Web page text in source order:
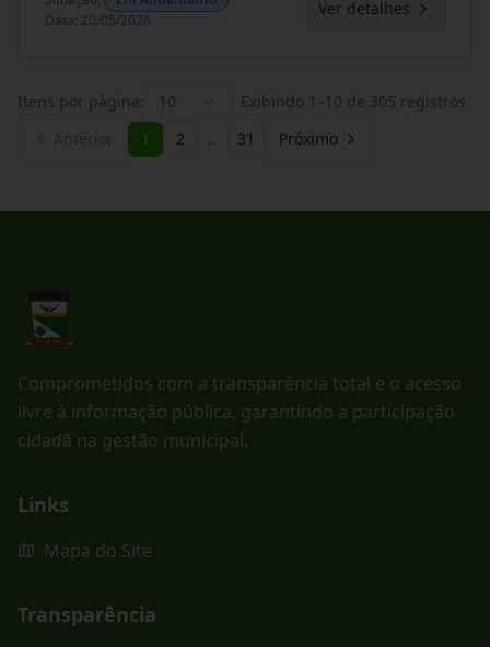
Data: 20/05/2026
Ver detalhes
Itens por página: 10 Exibindo 1 –10 de 305 registros
1 2 … 31 Próximo
Comprometidos com a transparência total e o acesso
livre à informação pública, garantindo a participação
cidadã na gestão municipal.
Links
Mapa do Site
Transparência